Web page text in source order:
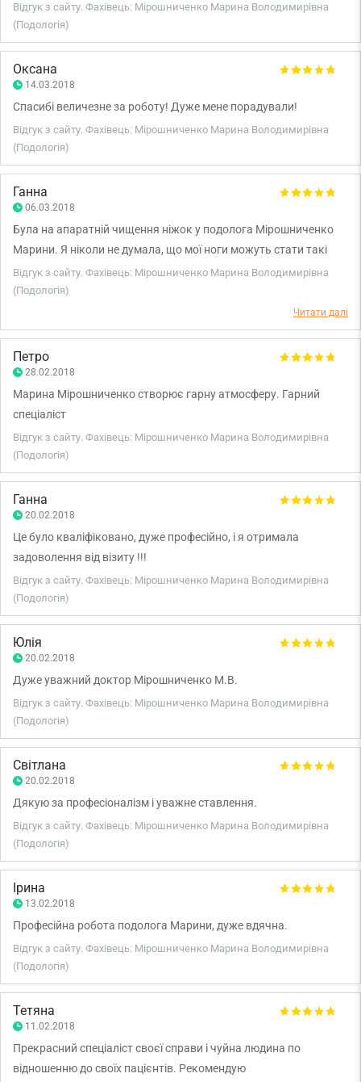
врослий ніготь у мене тільки один. 6 зірок з 5-ти.
Відгук з сайту. Фахівець: Мірошниченко Марина Володимирівна
(Подологія)
Оксана
14.03.2018
Спасибі величезне за роботу! Дуже мене порадували!
Відгук з сайту. Фахівець: Мірошниченко Марина Володимирівна
(Подологія)
Ганна
06.03.2018
Була на апаратній чищення ніжок у подолога Мірошниченко
Марини. Я ніколи не думала, що мої ноги можуть стати такі
чистенькі і мягусенькіе! Причому, ніякого болю, а тільки
задоволення! Марина, дякую за Ваші поради! У наступний мій
візит до Києва, я обов'язково буду у Вас, сподіваюся, що ще і
чоловіка візьму. А ще, мені сподобався сервіс у Вашій клініці! Я
отримала задоволення від візиту і вирішила всі свої проблеми!
Дякуємо!
Відгук з сайту. Фахівець: Мірошниченко Марина Володимирівна
(Подологія)
Читати далі
Петро
28.02.2018
Марина Мірошниченко створює гарну атмосферу. Гарний
спеціаліст
Відгук з сайту. Фахівець: Мірошниченко Марина Володимирівна
(Подологія)
Ганна
20.02.2018
Це було кваліфіковано, дуже професійно, і я отримала
задоволення від візиту !!!
Відгук з сайту. Фахівець: Мірошниченко Марина Володимирівна
(Подологія)
Юлія
20.02.2018
Дуже уважний доктор Мірошниченко М.В.
Відгук з сайту. Фахівець: Мірошниченко Марина Володимирівна
(Подологія)
Світлана
20.02.2018
Дякую за професіоналізм і уважне ставлення.
Відгук з сайту. Фахівець: Мірошниченко Марина Володимирівна
(Подологія)
Ірина
13.02.2018
Професійна робота подолога Марини, дуже вдячна.
Відгук з сайту. Фахівець: Мірошниченко Марина Володимирівна
(Подологія)
Тетяна
11.02.2018
Прекрасний спеціаліст своєї справи і чуйна людина по
відношенню до своїх пацієнтів. Рекомендую